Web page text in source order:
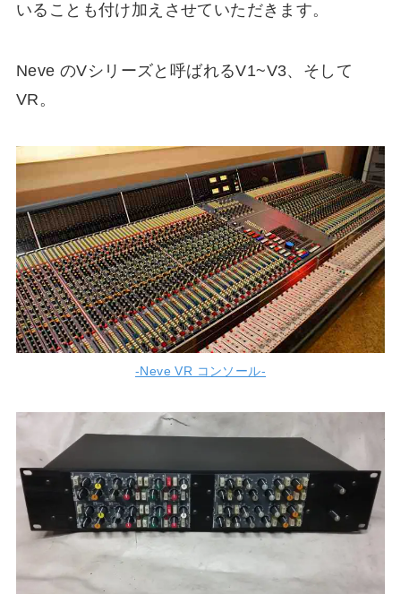
いることも付け加えさせていただきます。
Neve のVシリーズと呼ばれるV1~V3、そして
VR。
-Neve VR コンソール-